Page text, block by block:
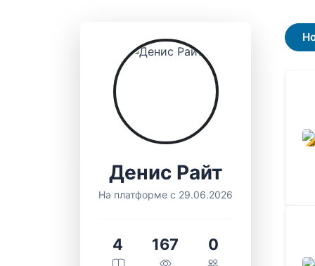
Денис Райт
На платформе с 29.06.2026
4 167 0
В